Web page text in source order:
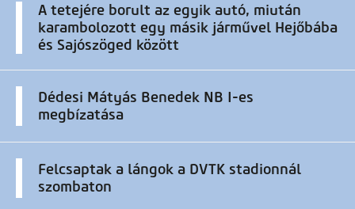
A tetejére borult az egyik autó, miután
karambolozott egy másik járművel Hejőbába
és Sajószöged között
Dédesi Mátyás Benedek NB I-es
megbízatása
Felcsaptak a lángok a DVTK stadionnál
szombaton